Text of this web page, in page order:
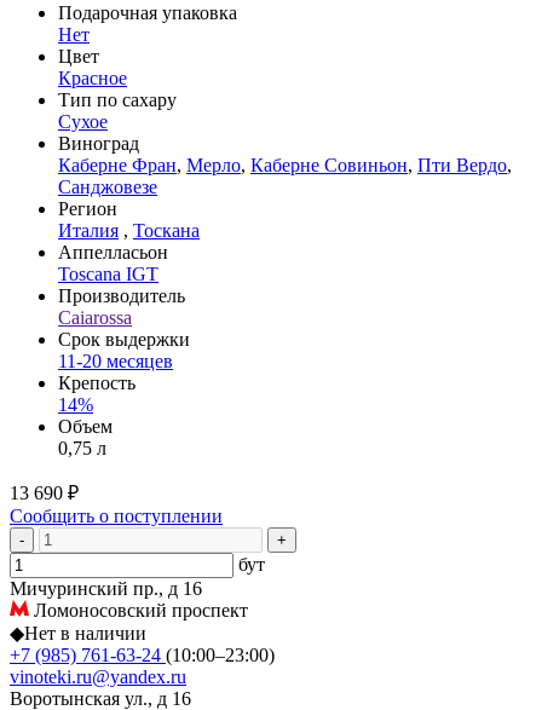
Подарочная упаковка
Нет
Цвет
Красное
Тип по сахару
Сухое
Виноград
Каберне Фран, Мерло, Каберне Совиньон, Пти Вердо,
Санджовезе
Регион
Италия , Тоскана
Аппелласьон
Toscana IGT
Производитель
Caiarossa
Срок выдержки
11-20 месяцев
Крепость
14%
Объем
0,75 л
13 690 ₽
Сообщить о поступлении
- +
бут
Мичуринский пр., д 16
Ломоносовский проспект
◆Нет в наличии
+7 (985) 761-63-24 (10:00–23:00)
vinoteki.ru@yandex.ru
Воротынская ул., д 16